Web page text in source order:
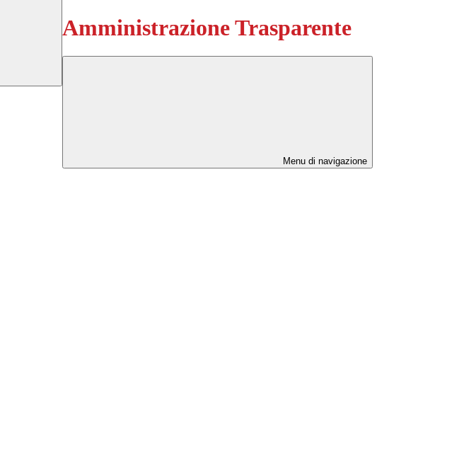
Amministrazione Trasparente
Menu di navigazione